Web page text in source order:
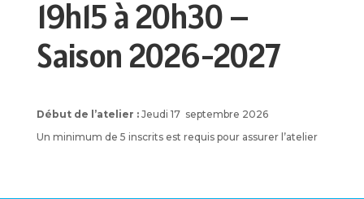
19h15 à 20h30 –
Saison 2026-2027
Début de l’atelier : Jeudi 17 septembre 2026
Un minimum de 5 inscrits est requis pour assurer l’atelier